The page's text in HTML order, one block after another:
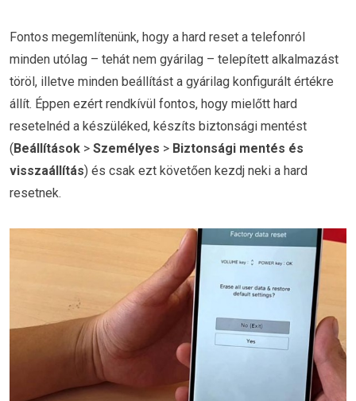
Fontos megemlítenünk, hogy a hard reset a telefonról
minden utólag – tehát nem gyárilag – telepített alkalmazást
töröl, illetve minden beállítást a gyárilag konfigurált értékre
állít. Éppen ezért rendkívül fontos, hogy mielőtt hard
resetelnéd a készüléked, készíts biztonsági mentést
(Beállítások > Személyes > Biztonsági mentés és
visszaállítás) és csak ezt követően kezdj neki a hard
resetnek.